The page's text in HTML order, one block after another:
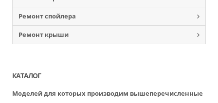
Ремонт спойлера
Ремонт крыши
КАТАЛОГ
Моделей для которых производим вышеперечисленные